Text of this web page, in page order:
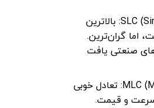
SLC (Single-Level Cell): بالاترین
اما گران‌ترین.
صنعتی یافت
MLC (Multi-Level Cell): تعادل خوبی
و قیمت.